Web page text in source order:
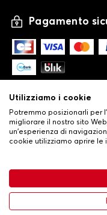
114,37 €
-25% 152,49 €
Pagamento
Condizioni generali di
Politica sulla privacy e
Utilizziamo i cookie
Potremmo posizionarli per
migliorare il nostro sito
un'esperienza di
cookie utilizziamo aprire le